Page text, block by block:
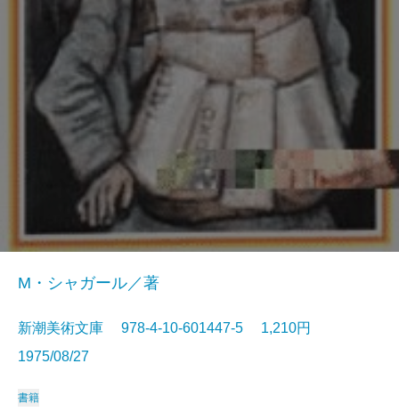
M・シャガール／著
新潮美術文庫 978-4-10-601447-5 1,210円
1975/08/27
書籍